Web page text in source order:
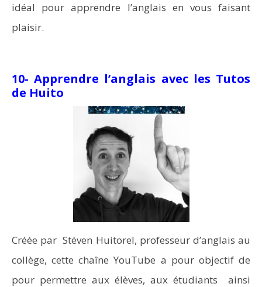
idéal pour apprendre l’anglais en vous faisant
plaisir.
10- Apprendre l’anglais avec les Tutos
de Huito
Créée par Stéven Huitorel, professeur d’anglais au
collège, cette chaîne YouTube a pour objectif de
pour permettre aux élèves, aux étudiants ainsi